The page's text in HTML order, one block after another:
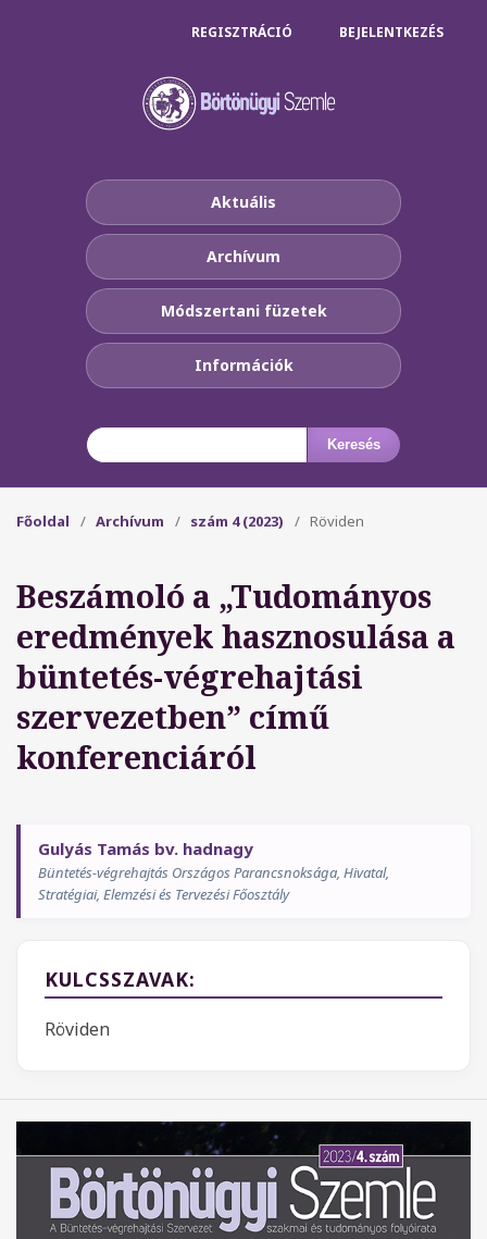
Aktuális
Archívum
Módszertani füzetek
Információk
Keresés
REGISZTRÁCIÓ BEJELENTKEZÉS
Főoldal / Archívum / szám 4 (2023) / Röviden
Beszámoló a „Tudományos
eredmények hasznosulása a
büntetés-végrehajtási
szervezetben” című
konferenciáról
Gulyás Tamás bv. hadnagy
Büntetés-végrehajtás Országos Parancsnoksága, Hivatal,
Stratégiai, Elemzési és Tervezési Főosztály
KULCSSZAVAK:
Röviden